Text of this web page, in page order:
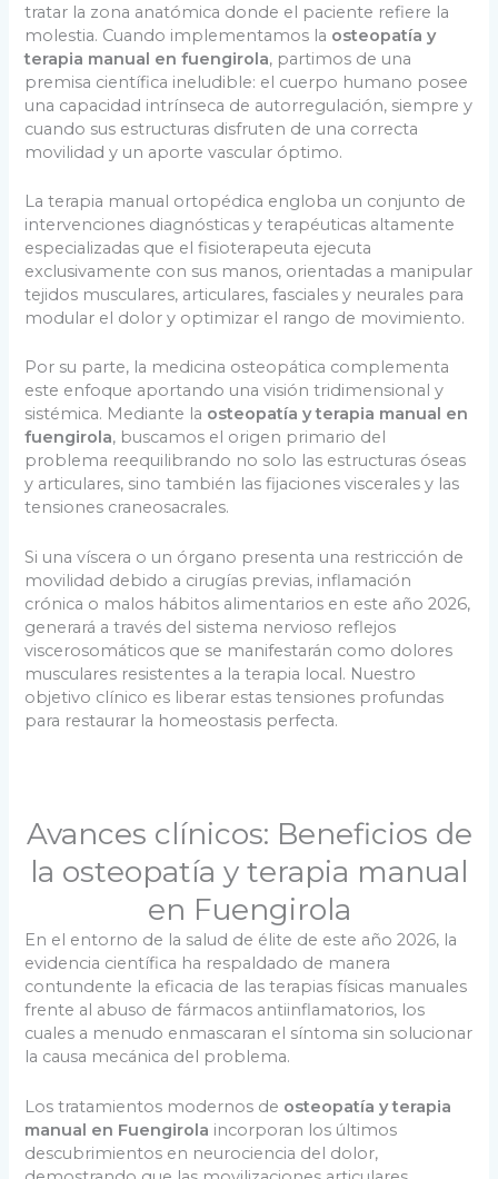
tratar la zona anatómica donde el paciente refiere la
molestia. Cuando implementamos la osteopatía y
terapia manual en fuengirola, partimos de una
premisa científica ineludible: el cuerpo humano posee
una capacidad intrínseca de autorregulación, siempre y
cuando sus estructuras disfruten de una correcta
movilidad y un aporte vascular óptimo.
La terapia manual ortopédica engloba un conjunto de
intervenciones diagnósticas y terapéuticas altamente
especializadas que el fisioterapeuta ejecuta
exclusivamente con sus manos, orientadas a manipular
tejidos musculares, articulares, fasciales y neurales para
modular el dolor y optimizar el rango de movimiento.
Por su parte, la medicina osteopática complementa
este enfoque aportando una visión tridimensional y
sistémica. Mediante la osteopatía y terapia manual en
fuengirola, buscamos el origen primario del
problema reequilibrando no solo las estructuras óseas
y articulares, sino también las fijaciones viscerales y las
tensiones craneosacrales.
Si una víscera o un órgano presenta una restricción de
movilidad debido a cirugías previas, inflamación
crónica o malos hábitos alimentarios en este año 2026,
generará a través del sistema nervioso reflejos
viscerosomáticos que se manifestarán como dolores
musculares resistentes a la terapia local. Nuestro
objetivo clínico es liberar estas tensiones profundas
para restaurar la homeostasis perfecta.
Avances clínicos: Beneficios de
la osteopatía y terapia manual
en Fuengirola
En el entorno de la salud de élite de este año 2026, la
evidencia científica ha respaldado de manera
contundente la eficacia de las terapias físicas manuales
frente al abuso de fármacos antiinflamatorios, los
cuales a menudo enmascaran el síntoma sin solucionar
la causa mecánica del problema.
Los tratamientos modernos de osteopatía y terapia
manual en Fuengirola incorporan los últimos
descubrimientos en neurociencia del dolor,